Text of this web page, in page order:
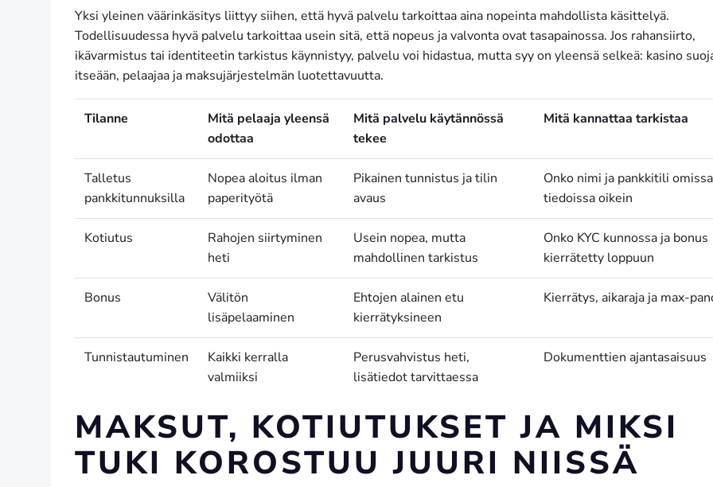
Yksi yleinen väärinkäsitys liittyy siihen, että hyvä palvelu tarkoittaa aina nopeinta mahdollista käsittelyä.
Todellisuudessa hyvä palvelu tarkoittaa usein sitä, että nopeus ja valvonta ovat tasapainossa. Jos rahansiirto,
ikävarmistus tai identiteetin tarkistus käynnistyy, palvelu voi hidastua, mutta syy on yleensä selkeä: kasino
itseään, pelaajaa ja maksujärjestelmän luotettavuutta.
Tilanne
Mitä pelaaja yleensä
odottaa
Mitä palvelu käytännössä
tekee
Mitä kannattaa tarkistaa
Talletus
pankkitunnuksilla
Nopea aloitus ilman
paperityötä
Pikainen tunnistus ja tilin
avaus
Onko nimi ja pankkitili omissa
tiedoissa oikein
Kotiutus
Rahojen siirtyminen
heti
Usein nopea, mutta
mahdollinen tarkistus
Onko KYC kunnossa ja bonus
kierrätetty loppuun
Bonus
Välitön
lisäpelaaminen
Ehtojen alainen etu
kierrätyksineen
Kierrätys, aikaraja ja max-
Tunnistautuminen
Kaikki kerralla
valmiiksi
Perusvahvistus heti,
lisätiedot tarvittaessa
Dokumenttien ajantasaisuus
MAKSUT, KOTIUTUKSET JA MIKSI
TUKI KOROSTUU JUURI NIISSÄ